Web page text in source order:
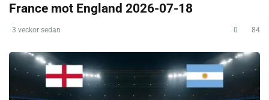
France mot England 2026-07-18
3 veckor sedan 0 84